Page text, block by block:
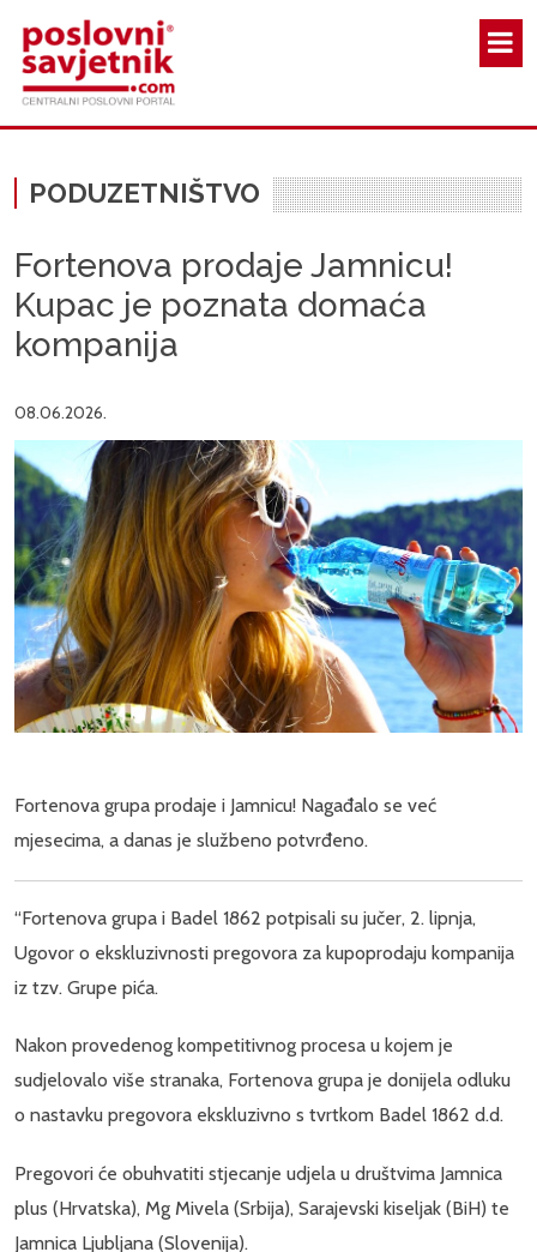
PODUZETNIŠTVO
Fortenova prodaje Jamnicu!
Kupac je poznata domaća
kompanija
08.06.2026.
Fortenova grupa prodaje i Jamnicu! Nagađalo se već
mjesecima, a danas je službeno potvrđeno.
“Fortenova grupa i Badel 1862 potpisali su jučer, 2. lipnja,
Ugovor o ekskluzivnosti pregovora za kupoprodaju kompanija
iz tzv. Grupe pića.
Nakon provedenog kompetitivnog procesa u kojem je
sudjelovalo više stranaka, Fortenova grupa je donijela odluku
o nastavku pregovora ekskluzivno s tvrtkom Badel 1862 d.d.
Pregovori će obuhvatiti stjecanje udjela u društvima Jamnica
plus (Hrvatska), Mg Mivela (Srbija), Sarajevski kiseljak (BiH) te
Jamnica Ljubljana (Slovenija).